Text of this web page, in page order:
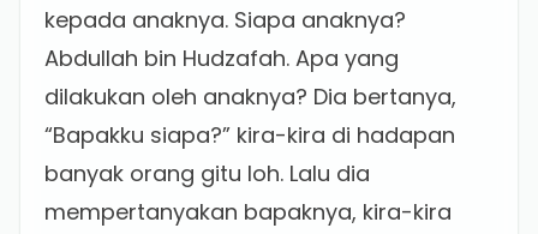
kepada anaknya. Siapa anaknya?
Abdullah bin Hudzafah. Apa yang
dilakukan oleh anaknya? Dia bertanya,
“Bapakku siapa?” kira-kira di hadapan
banyak orang gitu loh. Lalu dia
mempertanyakan bapaknya, kira-kira